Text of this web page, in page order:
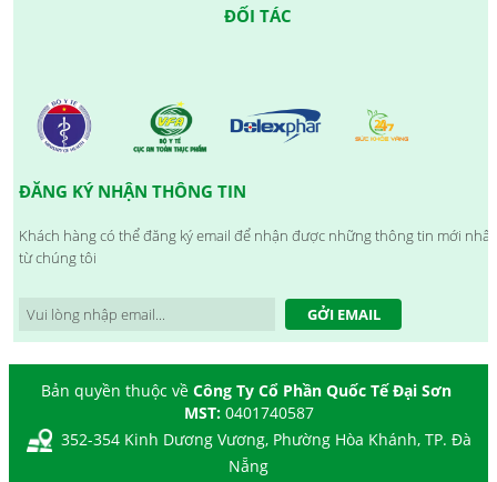
ĐỐI TÁC
ĐĂNG KÝ NHẬN THÔNG TIN
Khách hàng có thể đăng ký email để nhận được những thông tin mới nhất
từ chúng tôi
GỞI EMAIL
Bản quyền thuộc về Công Ty Cổ Phần Quốc Tế Đại Sơn
MST: 0401740587
352-354 Kinh Dương Vương, Phường Hòa Khánh, TP. Đà
Nẵng